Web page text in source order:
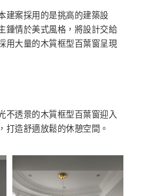
建案採用的是挑高的建築設
鍾情於美式風格，將設計交給
用大量的木質框型百葉窗呈現
不透景的木質框型百葉窗迎入
打造舒適放鬆的休憩空間。